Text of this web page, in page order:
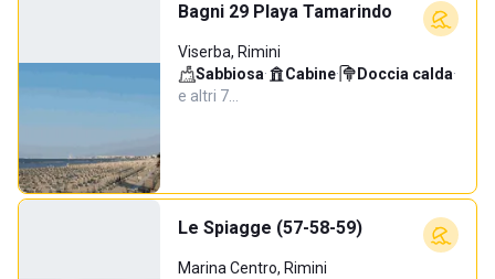
Bagni 29 Playa Tamarindo
Viserba, Rimini
Sabbiosa· Cabine· Doccia calda·
e altri 7…
Le Spiagge (57-58-59)
Marina Centro, Rimini